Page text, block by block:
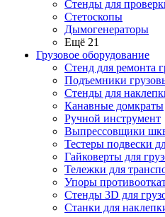
Стенды для
Стетоскопы
Дымогенераторы
Ещё 21
Грузовое оборудование
Стенд для ремонта
Подъемники
Стенды для
Канавные домкраты
Ручной инструмент
Выпрессовщики
Тестеры подвески
Гайковерты для
Тележки для
Упоры
Стенды 3D для
Станки для